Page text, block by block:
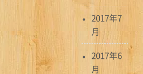
2017年7
月
2017年6
月